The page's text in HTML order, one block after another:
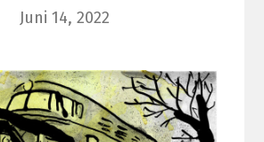
Juni 14, 2022